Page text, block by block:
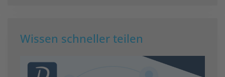
Wissen schneller teilen